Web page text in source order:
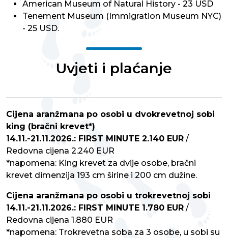
American Museum of Natural History - 23 USD
Tenement Museum (Immigration Museum NYC)
- 25 USD.
Uvjeti i plaćanje
Cijena aranžmana po osobi u dvokrevetnoj sobi
king (bračni krevet*)
14.11.-21.11.2026.: FIRST MINUTE 2.140 EUR /
Redovna cijena 2.240 EUR
*napomena: King krevet za dvije osobe, bračni
krevet dimenzija 193 cm širine i 200 cm dužine.
Cijena aranžmana po osobi u trokrevetnoj sobi
14.11.-21.11.2026.: FIRST MINUTE 1.780 EUR /
Redovna cijena 1.880 EUR
*napomena: Trokrevetna soba za 3 osobe, u sobi su